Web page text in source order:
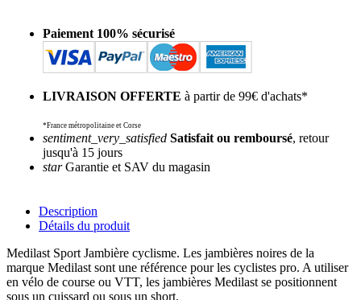
Paiement 100% sécurisé
LIVRAISON OFFERTE à partir de 99€ d'achats*
*France métropolitaine et Corse
sentiment_very_satisfied Satisfait ou remboursé, retour
jusqu'à 15 jours
starGarantie et SAV du magasin
Description
Détails du produit
Medilast Sport Jambière cyclisme. Les jambières noires de la
marque Medilast sont une référence pour les cyclistes pro. A utiliser
en vélo de course ou VTT, les jambières Medilast se positionnent
sous un cuissard ou sous un short.